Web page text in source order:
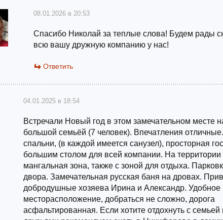
08.01.2026 в 20:53
Спасибо Николай за теплые слова! Будем рады
всю вашу дружную компанию у нас!
Ответить
04.01.2025 в 18:54
Встречали Новый год в этом замечательном месте
большой семьёй (7 человек). Впечатления
спальни, (в каждой имеется санузел), просторная
большим столом для всей компании. На территории
мангальная зона, также с зоной для отдыха.
двора. Замечательная русская баня на дровах.
добродушные хозяева Ирина и Александр. Удобное
месторасположение, добраться не сложно, дорога
асфальтированная. Если хотите отдохнуть с семьей